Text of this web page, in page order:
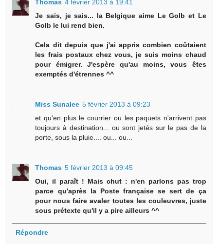
Thomas 4 février 2013 à 19:41
Je sais, je sais... la Belgique aime Le Golb et Le
Golb le lui rend bien.
Cela dit depuis que j'ai appris combien coûtaient
les frais postaux chez vous, je suis moins chaud
pour émigrer. J'espère qu'au moins, vous êtes
exemptés d'étrennes ^^
Miss Sunalee 5 février 2013 à 09:23
et qu'en plus le courrier ou les paquets n'arrivent pas
toujours à destination... ou sont jetés sur le pas de la
porte, sous la pluie.... ou... ou...
Thomas 5 février 2013 à 09:45
Oui, il paraît ! Mais chut : n'en parlons pas trop
parce qu'après la Poste française se sert de ça
pour nous faire avaler toutes les couleuvres, juste
sous prétexte qu'il y a pire ailleurs ^^
Répondre